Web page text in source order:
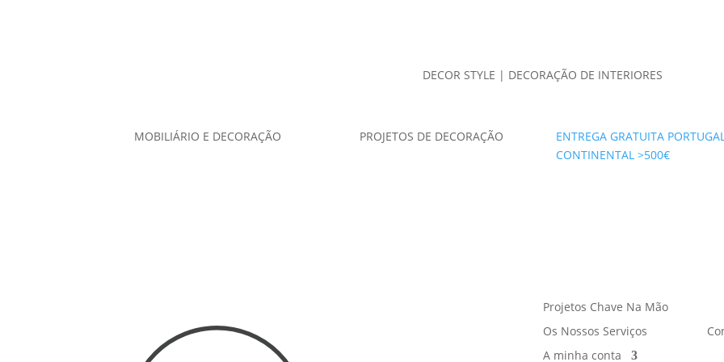
DECOR STYLE | DECORAÇÃO DE INTERIORES
MOBILIÁRIO E DECORAÇÃO PROJETOS DE DECORAÇÃO
ENTREGA GRATUITA
CONTINENTAL >500€
Projetos Chave Na Mão
Os Nossos Serviços
A minha conta